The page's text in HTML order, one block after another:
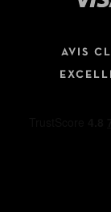
AVIS